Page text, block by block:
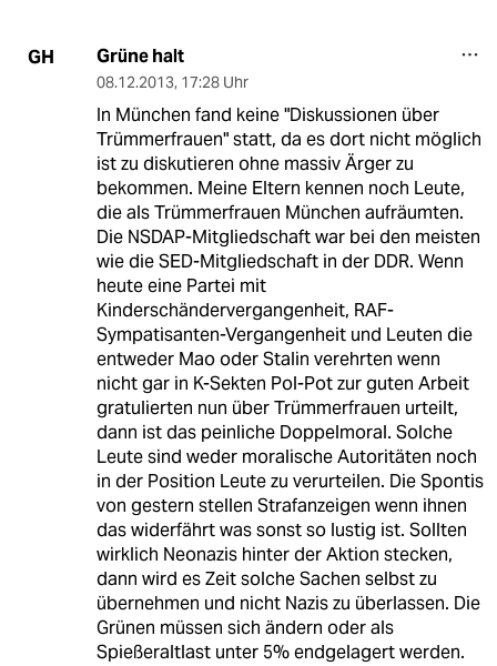
GH Grüne halt
08.12.2013, 17:28 Uhr
In München fand keine "Diskussionen über
Trümmerfrauen" statt, da es dort nicht möglich
ist zu diskutieren ohne massiv Ärger zu
bekommen. Meine Eltern kennen noch Leute,
die als Trümmerfrauen München aufräumten.
Die NSDAP-Mitgliedschaft war bei den meisten
wie die SED-Mitgliedschaft in der DDR. Wenn
heute eine Partei mit
Kinderschändervergangenheit, RAF-
Sympatisanten-Vergangenheit und Leuten die
entweder Mao oder Stalin verehrten wenn
nicht gar in K-Sekten Pol-Pot zur guten Arbeit
gratulierten nun über Trümmerfrauen urteilt,
dann ist das peinliche Doppelmoral. Solche
Leute sind weder moralische Autoritäten noch
in der Position Leute zu verurteilen. Die Spontis
von gestern stellen Strafanzeigen wenn ihnen
das widerfährt was sonst so lustig ist. Sollten
wirklich Neonazis hinter der Aktion stecken,
dann wird es Zeit solche Sachen selbst zu
übernehmen und nicht Nazis zu überlassen. Die
Grünen müssen sich ändern oder als
Spießeraltlast unter 5% endgelagert werden.